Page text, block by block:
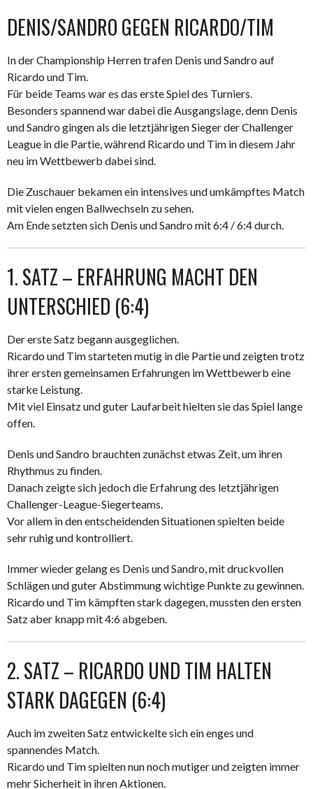
DENIS/SANDRO GEGEN RICARDO/TIM
In derChampionship Herrentrafen Denis und Sandro auf
Ricardo und Tim.
Für beide Teams war es das erste Spiel des Turniers.
Besonders spannend war dabei die Ausgangslage, denn Denis
und Sandro gingen als die letztjährigen Sieger der Challenger
League in die Partie, während Ricardo und Tim in diesem Jahr
neu im Wettbewerb dabei sind.
Die Zuschauer bekamen ein intensives und umkämpftes Match
mit vielen engen Ballwechseln zu sehen.
Am Ende setzten sich Denis und Sandro mit 6:4 / 6:4 durch.
1. SATZ – ERFAHRUNG MACHT DEN
UNTERSCHIED (6:4)
Der erste Satz begann ausgeglichen.
Ricardo und Tim starteten mutig in die Partie und zeigten trotz
ihrer ersten gemeinsamen Erfahrungen im Wettbewerb eine
starke Leistung.
Mit viel Einsatz und guter Laufarbeit hielten sie das Spiel lange
offen.
Denis und Sandro brauchten zunächst etwas Zeit, um ihren
Rhythmus zu finden.
Danach zeigte sich jedoch die Erfahrung des letztjährigen
Challenger-League-Siegerteams.
Vor allem in den entscheidenden Situationen spielten beide
sehr ruhig und kontrolliert.
Immer wieder gelang es Denis und Sandro, mit druckvollen
Schlägen und guter Abstimmung wichtige Punkte zu gewinnen.
Ricardo und Tim kämpften stark dagegen, mussten den ersten
Satz aber knapp mit 4:6 abgeben.
2. SATZ – RICARDO UND TIM HALTEN
STARK DAGEGEN (6:4)
Auch im zweiten Satz entwickelte sich ein enges und
spannendes Match.
Ricardo und Tim spielten nun noch mutiger und zeigten immer
mehr Sicherheit in ihren Aktionen.